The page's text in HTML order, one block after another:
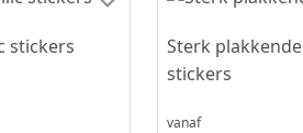
stickers
Sterk plakkende
stickers
vanaf